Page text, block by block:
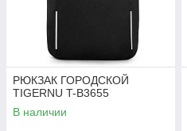
РЮКЗАК ГОРОДСКОЙ
TIGERNU T-B3655
В наличии